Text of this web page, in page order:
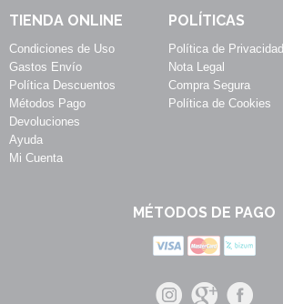
TIENDA ONLINE
Condiciones de Uso
Gastos Envío
Política Descuentos
Métodos Pago
Devoluciones
Ayuda
Mi Cuenta
POLÍTICAS
Política de Privacidad
Nota Legal
Compra Segura
Política de Cookies
MÉTODOS DE PAGO